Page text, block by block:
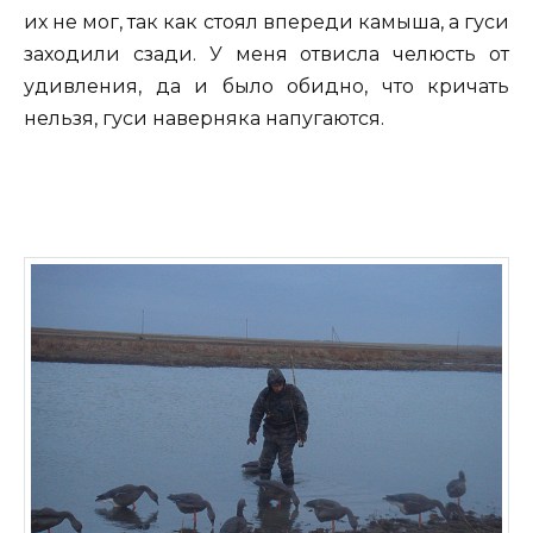
их не мог, так как стоял впереди камыша, а гуси
заходили сзади. У меня отвисла челюсть от
удивления, да и было обидно, что кричать
нельзя, гуси наверняка напугаются.